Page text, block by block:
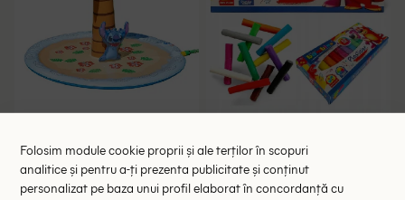
Jucarie gonflabila de apa
Disney, mix culori
45.00 lei
RRP: 79.00 lei
Set plastilină, 12 bucati
Bambino, mix culori
19.00 lei
RRP: 35.00 lei
Folosim module cookie proprii și ale terților în scopuri
analitice și pentru a-ți prezenta publicitate și conținut
personalizat pe baza unui profil elaborat în concordanță cu